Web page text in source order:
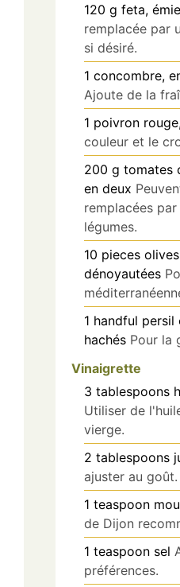
120 g feta,
remplacée par
si désiré.
1 concombre,
Ajoute de la
1 poivron
couleur et le
200 g tomates
en deux
remplacées
légumes.
10 pieces
dénoyautées
1 handful persil
hachés Pour la
Vinaigrette
3 tablespoons
Utiliser de
vierge.
2 tablespoons
ajuster au goût.
1 teaspoon
de Dijon
1 teaspoon sel
préférences.